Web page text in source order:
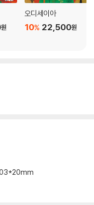
원
오디세이아
22,500원
10%